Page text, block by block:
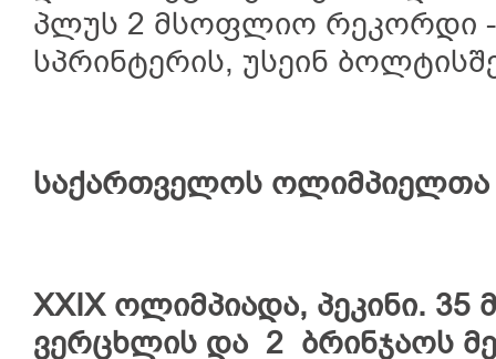
პლუს 2 მსოფლიო რეკორდი -
სპრინტერის, უსეინ
საქართველოს ოლიმპიელთა
XXIX ოლიმპიადა, პეკინი. 35
ვერცხლის და
2 ბრინჯაოს